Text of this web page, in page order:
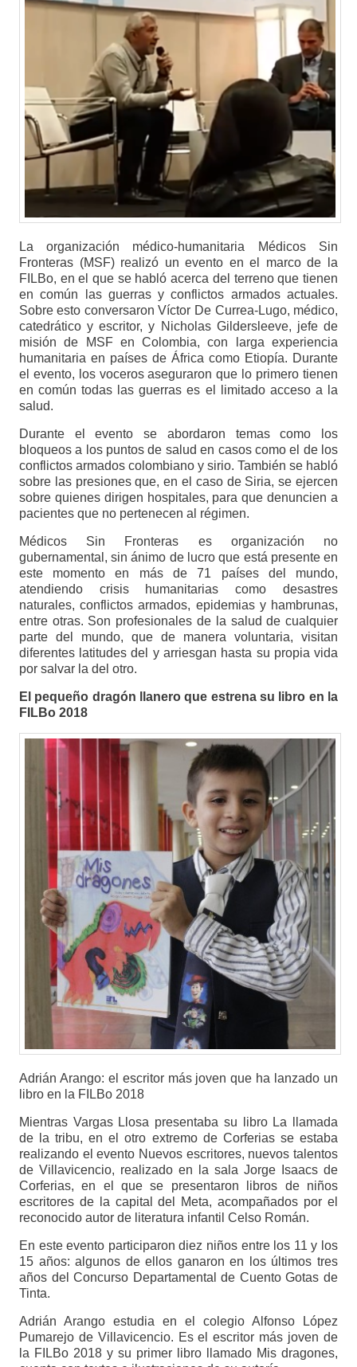
La organización médico-humanitaria Médicos Sin
Fronteras (MSF) realizó un evento en el marco de la
FILBo, en el que se habló acerca del terreno que tienen
en común las guerras y conflictos armados actuales.
Sobre esto conversaron Víctor De Currea-Lugo, médico,
catedrático y escritor, y Nicholas Gildersleeve, jefe de
misión de MSF en Colombia, con larga experiencia
humanitaria en países de África como Etiopía. Durante
el evento, los voceros aseguraron que lo primero tienen
en común todas las guerras es el limitado acceso a la
salud.
Durante el evento se abordaron temas como los
bloqueos a los puntos de salud en casos como el de los
conflictos armados colombiano y sirio. También se habló
sobre las presiones que, en el caso de Siria, se ejercen
sobre quienes dirigen hospitales, para que denuncien a
pacientes que no pertenecen al régimen.
Médicos Sin Fronteras es organización no
gubernamental, sin ánimo de lucro que está presente en
este momento en más de 71 países del mundo,
atendiendo crisis humanitarias como desastres
naturales, conflictos armados, epidemias y hambrunas,
entre otras. Son profesionales de la salud de cualquier
parte del mundo, que de manera voluntaria, visitan
diferentes latitudes del y arriesgan hasta su propia vida
por salvar la del otro.
El pequeño dragón llanero que estrena su libro en la
FILBo 2018
Adrián Arango: el escritor más joven que ha lanzado un
libro en la FILBo 2018
Mientras Vargas Llosa presentaba su libro La llamada
de la tribu, en el otro extremo de Corferias se estaba
realizando el evento Nuevos escritores, nuevos talentos
de Villavicencio, realizado en la sala Jorge Isaacs de
Corferias, en el que se presentaron libros de niños
escritores de la capital del Meta, acompañados por el
reconocido autor de literatura infantil Celso Román.
En este evento participaron diez niños entre los 11 y los
15 años: algunos de ellos ganaron en los últimos tres
años del Concurso Departamental de Cuento Gotas de
Tinta.
Adrián Arango estudia en el colegio Alfonso López
Pumarejo de Villavicencio. Es el escritor más joven de
la FILBo 2018 y su primer libro llamado Mis dragones,